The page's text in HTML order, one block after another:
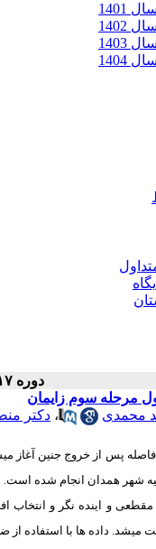
دوره ۱۷، شماره ۱۲ - ( ۸-۱۳۸۸ )
مرحله سوم زایمان
محمدی ، دکتر
پس از خروج جنین
شهر همدان انجام شده است.
میشد. داده ها با استفاده